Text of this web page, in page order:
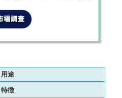
用途
特徴